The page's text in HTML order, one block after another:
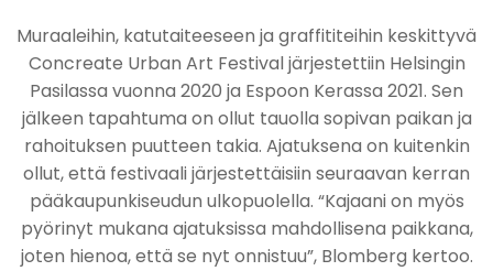
Muraaleihin, katutaiteeseen ja graffititeihin keskittyvä
Concreate Urban Art Festival järjestettiin Helsingin
Pasilassa vuonna 2020 ja Espoon Kerassa 2021. Sen
jälkeen tapahtuma on ollut tauolla sopivan paikan ja
rahoituksen puutteen takia. Ajatuksena on kuitenkin
ollut, että festivaali järjestettäisiin seuraavan kerran
pääkaupunkiseudun ulkopuolella. “Kajaani on myös
pyörinyt mukana ajatuksissa mahdollisena paikkana,
joten hienoa, että se nyt onnistuu”, Blomberg kertoo.